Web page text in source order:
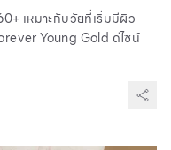
เหมาะกับวัยที่เริ่มมีผิว
Young Gold ดีไซน์